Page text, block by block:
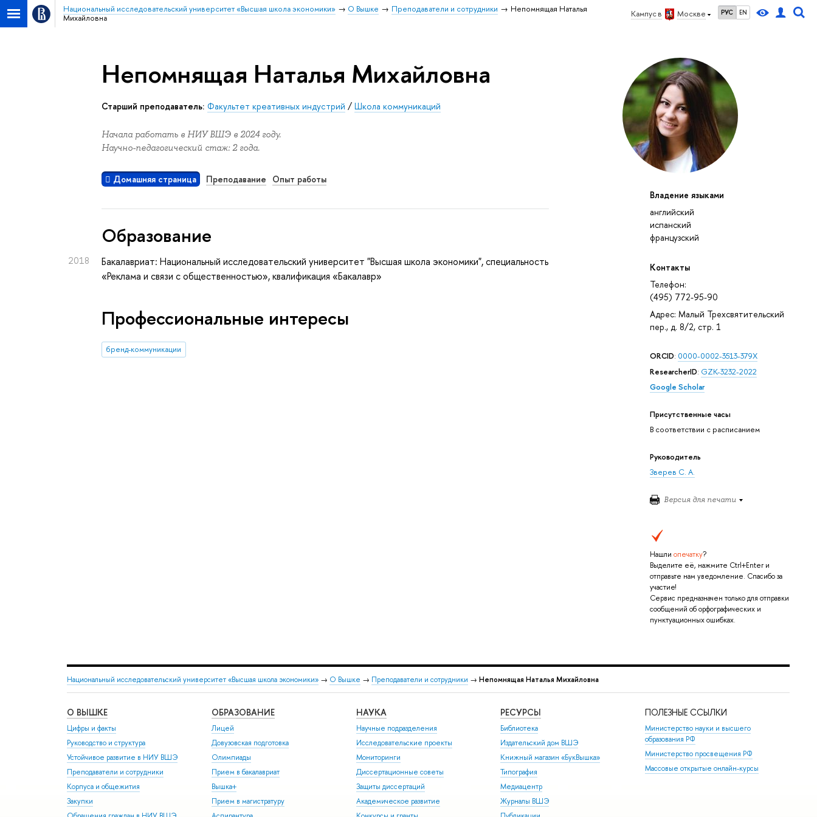
Кампус в Москве РУС EN
Национальный исследовательский университет «Высшая школа экономики» О Вышке Преподаватели и сотрудники
Непомнящая Наталья
Михайловна
Владение языками
английский
испанский
французский
Контакты
Телефон:
(495) 772-95-90
Адрес: Малый Трехсвятительский
пер., д. 8/2, стр. 1
ORCID: 0000-0002-3513-379X
ResearcherID: GZK-3232-2022
Google Scholar
Присутственные часы
В соответствии с расписанием
Руководитель
Зверев С. А.
Версия для печати
Нашли опечатку?
Выделите её, нажмите Ctrl+Enter и
отправьте нам уведомление. Спасибо за
участие!
Сервис предназначен только для отправки
сообщений об орфографических и
пунктуационных ошибках.
Непомнящая Наталья Михайловна
Старший преподаватель: Факультет креативных индустрий /Школа коммуникаций
Начала работать в НИУ ВШЭ в 2024 году.
Научно-педагогический стаж: 2 года.
Домашняя страница Преподавание Опыт работы
Oбразование
2018
Бакалавриат: Национальный исследовательский университет "Высшая школа экономики", специальность
«Реклама и связи с общественностью», квалификация «Бакалавр»
Профессиональные интересы
бренд-коммуникации
Национальный исследовательский университет «Высшая школа экономики» → О Вышке → Преподаватели и сотрудники → Непомнящая Наталья Михайловна
О ВЫШКЕ
Цифры и факты
Руководство и структура
Устойчивое развитие в НИУ ВШЭ
Преподаватели и сотрудники
Корпуса и общежития
Закупки
ОБРАЗОВАНИЕ
Лицей
Довузовская подготовка
Олимпиады
Прием в бакалавриат
Вышка+
Прием в магистратуру
НАУКА
Научные подразделения
Исследовательские проекты
Мониторинги
Диссертационные советы
Защиты диссертаций
Академическое развитие
РЕСУРСЫ
Библиотека
Издательский дом ВШЭ
Книжный магазин «БукВышка»
Типография
Медиацентр
Журналы ВШЭ
ПОЛЕЗНЫЕ ССЫЛКИ
Министерство науки и высшего
образования РФ
Министерство просвещения РФ
Массовые открытые онлайн-курсы